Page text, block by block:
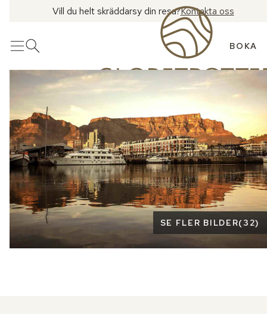
Vill du helt skräddarsy din resa?Kontakta oss
MenyÖppna sök BOKA
Se fler bilder
SE FLER BILDER( 32)